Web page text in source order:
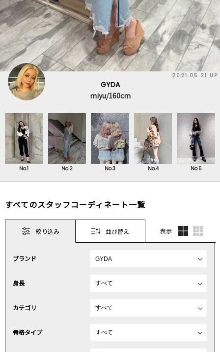
2021.05.21 UP
GYDA
miyu/160cm
No.1 No.2 No.3 No.4 No.5
すべてのスタッフコーディネート一覧
絞り込み 並び替え 表示
ブランド
身長
カテゴリ
骨格タイプ